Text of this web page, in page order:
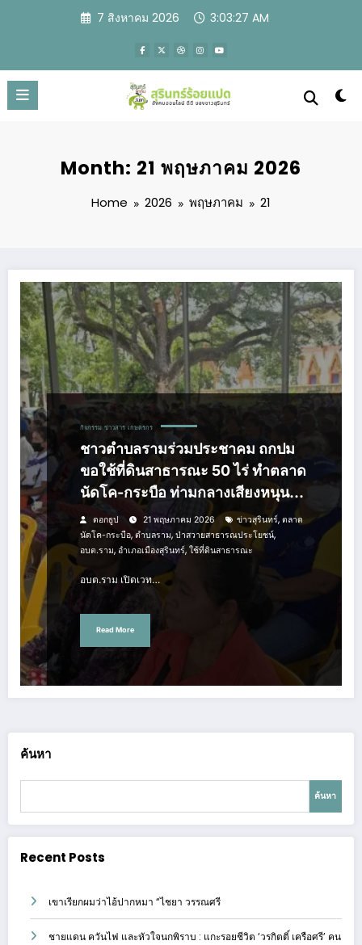
7 สิงหาคม 2026 3:03:28 AM
Month: 21 พฤษภาคม 2026
Home 2026 พฤษภาคม 21
กิจกรรม ข่าวสาร เกษตรกร
ชาวตำบลรามร่วมประชาคม ถกปม
ขอใช้ที่ดินสาธารณะ 50 ไร่ ทำตลาด
นัดโค-กระบือ ท่ามกลางเสียงหนุน
และค้าน
ดอกธูป 21 พฤษภาคม 2026 ข่าวสุรินทร์, ตลาด
นัดโค-กระบือ, ตำบลราม, ป่าสวายสาธารณประโยชน์,
อบต.ราม, อำเภอเมืองสุรินทร์, ใช้ที่ดินสาธารณะ
อบต.ราม เปิดเวท…
Read More
ค้นหา
ค้นหา
Recent Posts
เขาเรียกผมว่าไอ้ปากหมา “ไชยา วรรณศรี
ชายแดน ควันไฟ และหัวใจนกพิราบ : แกะรอยชีวิต ‘วรกิตติ์ เครือศรี’ คน